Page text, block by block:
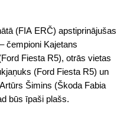
(FIA ERČ) apstiprinājušas
čempioni Kajetans
Fiesta R5), otrās vietas
(Ford Fiesta R5) un
Šimins (Škoda Fabia
būs īpaši plašs.